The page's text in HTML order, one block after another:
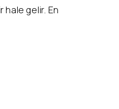
gelir. En